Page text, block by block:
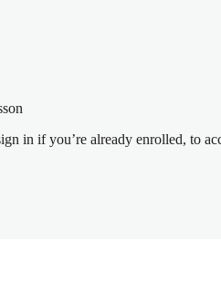
in if you’re already enrolled, to